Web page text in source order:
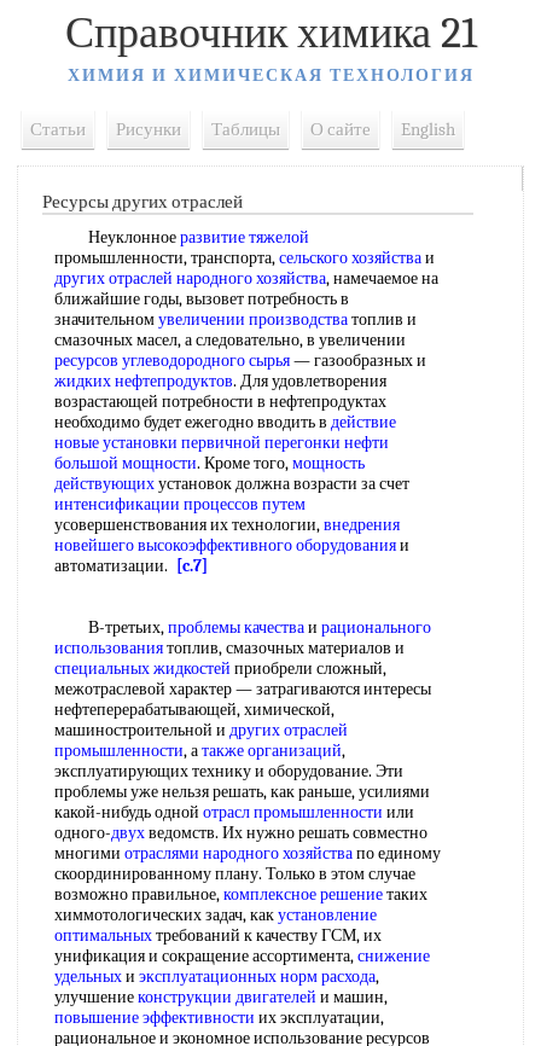
Справочник химика 21
ХИМИЯ И ХИМИЧЕСКАЯ ТЕХНОЛОГИЯ
Статьи Рисунки Таблицы О сайте English
Ресурсы других отраслей
Неуклонноеразвитие тяжелой
промышленности, транспорта,сельского хозяйстваи
других отраслей народного хозяйства, намечаемое на
ближайшие годы, вызовет потребность в
значительномувеличении производстватоплив и
смазочных масел, а следовательно, в увеличении
ресурсов углеводородного сырья— газообразных и
жидких нефтепродуктов. Для удовлетворения
возрастающей потребности в нефтепродуктах
необходимо будет ежегодно вводить в действие
новыеустановки первичной перегонки нефти
большой мощности. Кроме того,мощность
действующихустановок должна возрасти за счет
интенсификации процессов путем
усовершенствования их технологии,внедрения
новейшеговысокоэффективного оборудованияи
автоматизации.
[c.7]
В-третьих,проблемы качестваи рационального
использованиятоплив, смазочных материалов и
специальных жидкостей приобрели сложный,
межотраслевой характер — затрагиваются интересы
нефтеперерабатывающей, химической,
машиностроительной и других отраслей
промышленности, атакже организаций,
эксплуатирующих технику и оборудование. Эти
проблемы уже нельзя решать, как раньше, усилиями
какой-нибудь одной отрасл промышленности или
одного-двухведомств. Их нужно решать совместно
многими отраслями народного хозяйствапо единому
скоординированному плану. Только в этом случае
возможно правильное,комплексное решениетаких
химмотологических задач, какустановление
оптимальныхтребований к качеству ГСМ, их
унификация и сокращение ассортимента,снижение
удельныхи эксплуатационных норм расхода,
улучшениеконструкции двигателей и машин,
повышение эффективности их эксплуатации,
рациональное и экономное использование ресурсов